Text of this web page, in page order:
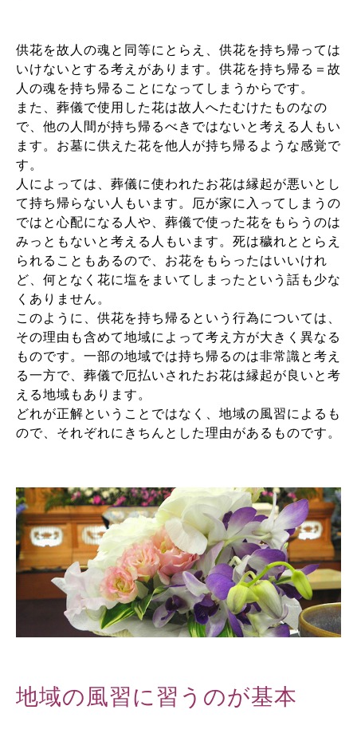
供花を故人の魂と同等にとらえ、供花を持ち帰っては
いけないとする考えがあります。供花を持ち帰る＝故
人の魂を持ち帰ることになってしまうからです。
また、葬儀で使用した花は故人へたむけたものなの
で、他の人間が持ち帰るべきではないと考える人もい
ます。お墓に供えた花を他人が持ち帰るような感覚で
す。
人によっては、葬儀に使われたお花は縁起が悪いとし
て持ち帰らない人もいます。厄が家に入ってしまうの
ではと心配になる人や、葬儀で使った花をもらうのは
みっともないと考える人もいます。死は穢れととらえ
られることもあるので、お花をもらったはいいけれ
ど、何となく花に塩をまいてしまったという話も少な
くありません。
このように、供花を持ち帰るという行為については、
その理由も含めて地域によって考え方が大きく異なる
ものです。一部の地域では持ち帰るのは非常識と考え
る一方で、葬儀で厄払いされたお花は縁起が良いと考
える地域もあります。
どれが正解ということではなく、地域の風習によるも
ので、それぞれにきちんとした理由があるものです。
地域の風習に習うのが基本